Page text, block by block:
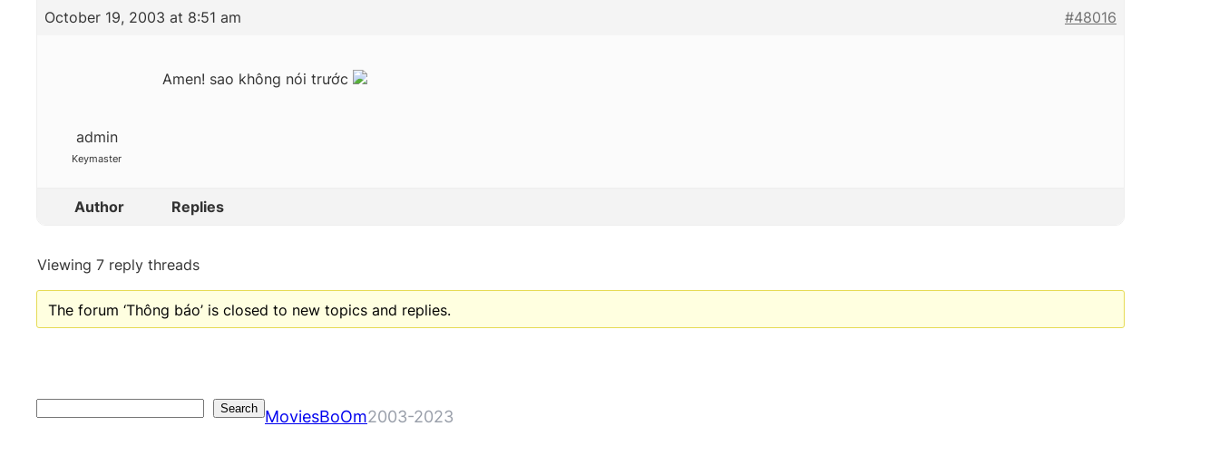
October 19, 2003 at 8:51 am #48016
admin
Keymaster
Amen! sao không nói trước
Author Replies
Viewing 7 reply threads
The forum ‘Thông báo’ is closed to new topics and replies.
Search MoviesBoOm2003-2023